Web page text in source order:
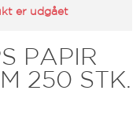
er udgået
PAPIR
250 STK.